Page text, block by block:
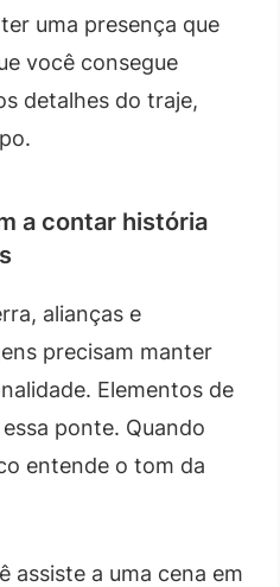
uma presença que
você consegue
detalhes do traje,
a contar história
alianças e
precisam manter
Elementos de
ponte. Quando
entende o tom da
assiste a uma cena em